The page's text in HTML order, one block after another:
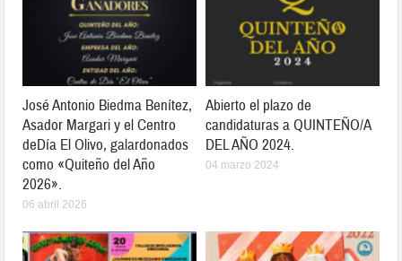
José Antonio Biedma Benítez,
Asador Margari y el Centro
deDía El Olivo, galardonados
como «Quiteño del Año
2026».
06 abril 2026
Abierto el plazo de
candidaturas a QUINTEÑO/A
DEL AÑO 2024.
04 marzo 2024